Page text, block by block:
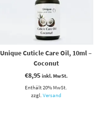
Unique Cuticle Care Oil, 10ml –
Coconut
€8,95 inkl. MwSt.
Enthält 20% MwSt.
zzgl. Versand